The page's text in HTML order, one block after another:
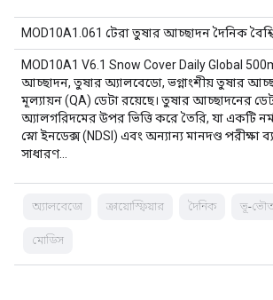
MOD10A1.061 টেরা তুষার আচ্ছাদন দৈনিক
MOD10A1 V6.1 Snow Cover Daily Global
আচ্ছাদন, তুষার অ্যালবেডো, ভগ্নাংশীয় তুষার
মূল্যায়ন (QA) ডেটা রয়েছে। তুষার আচ্ছাদনের
অ্যালগরিদমের উপর ভিত্তি করে তৈরি, যা একটি
স্নো ইনডেক্স (NDSI) এবং অন্যান্য মানদণ্ড পরীক্ষা
সাধারণ…
অ্যালবেডো ক্রায়োস্ফিয়ার দৈনিক ভূ-
মোডিস